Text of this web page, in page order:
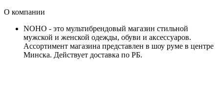
О компании
NOHO - это мультибрендовый магазин стильной
мужской и женской одежды, обуви и аксессуаров.
Ассортимент магазина представлен в шоу руме в центре
Минска. Действует доставка по РБ.